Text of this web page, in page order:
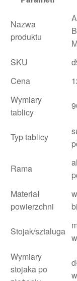
Nazwa
produktu
SKU
Cena
Wymiary
tablicy
Typ tablicy
Rama
Materiał
powierzchni
Stojak/sztaluga
Wymiary
stojaka po